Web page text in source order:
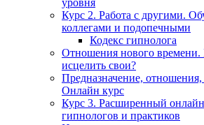
уровня
Курс 2. Работа с другими.
коллегами и подопечными
Кодекс гипнолога
Отношения нового времени.
исцелить свои?
Предназначение,
Онлайн курс
Курс 3. Расширенный
гипнологов и практиков